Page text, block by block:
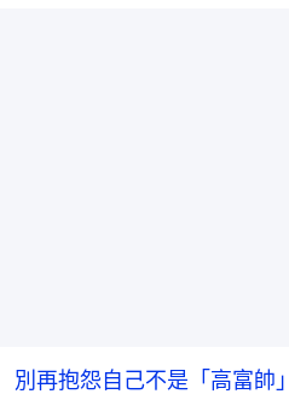
別再抱怨自己不是「高富帥